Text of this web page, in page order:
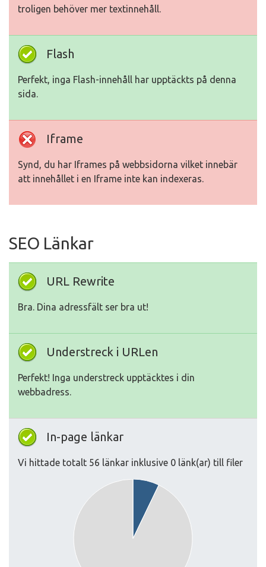
troligen behöver mer textinnehåll.
Flash
Perfekt, inga Flash-innehåll har upptäckts på denna
sida.
Iframe
Synd, du har Iframes på webbsidorna vilket innebär
att innehållet i en Iframe inte kan indexeras.
SEO Länkar
URL Rewrite
Bra. Dina adressfält ser bra ut!
Understreck i URLen
Perfekt! Inga understreck upptäcktes i din
webbadress.
In-page länkar
Vi hittade totalt 56 länkar inklusive 0 länk(ar) till filer